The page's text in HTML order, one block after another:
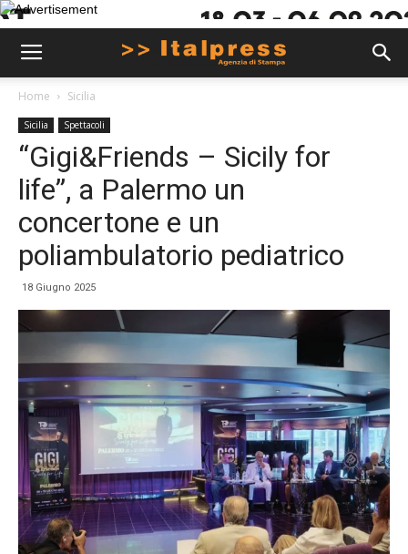
Home Sicilia
Sicilia Spettacoli
“Gigi&Friends – Sicily for
life”, a Palermo un
concertone e un
poliambulatorio pediatrico
18 Giugno 2025